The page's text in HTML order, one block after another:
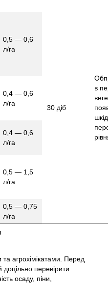
30 діб
в
0,5 — 0,6
л/га
0,4 — 0,6
л/га
0,4 — 0,6
л/га
0,5 — 1,5
л/га
0,5 — 0,75
л/га
агрохімікатами. Перед
перевірити
осаду, піни,